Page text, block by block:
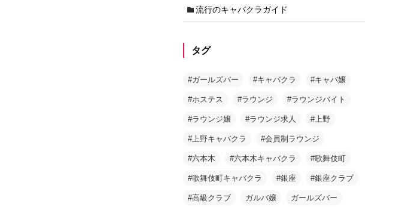
流行のキャバクラガイド
タグ
#ガールズバー #キャバクラ #キャバ嬢
#ホステス #ラウンジ #ラウンジバイト
#ラウンジ嬢 #ラウンジ求人 #上野
#上野キャバクラ #会員制ラウンジ
#六本木 #六本木キャバクラ #歌舞伎町
#歌舞伎町キャバクラ #銀座 #銀座クラブ
#高級クラブ ガルバ嬢 ガールズバー